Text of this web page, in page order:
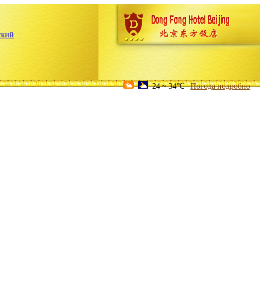
24 ~ 34℃ Погода подробно